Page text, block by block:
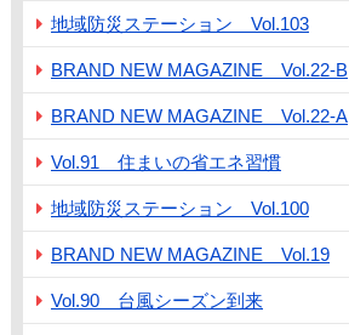
地域防災ステーション Vol.103
BRAND NEW MAGAZINE Vol.22-B
BRAND NEW MAGAZINE Vol.22-A
Vol.91 住まいの省エネ習慣
地域防災ステーション Vol.100
BRAND NEW MAGAZINE Vol.19
Vol.90 台風シーズン到来